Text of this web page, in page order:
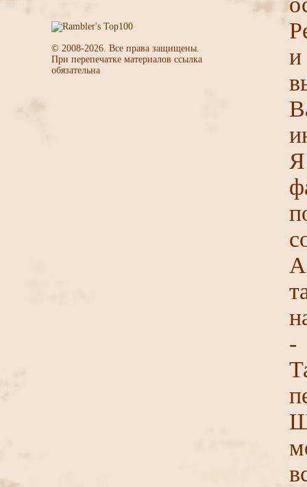
© 2008-2026. Все права защищены.
При перепечатке материалов ссылка
обязательна
и
Я
-